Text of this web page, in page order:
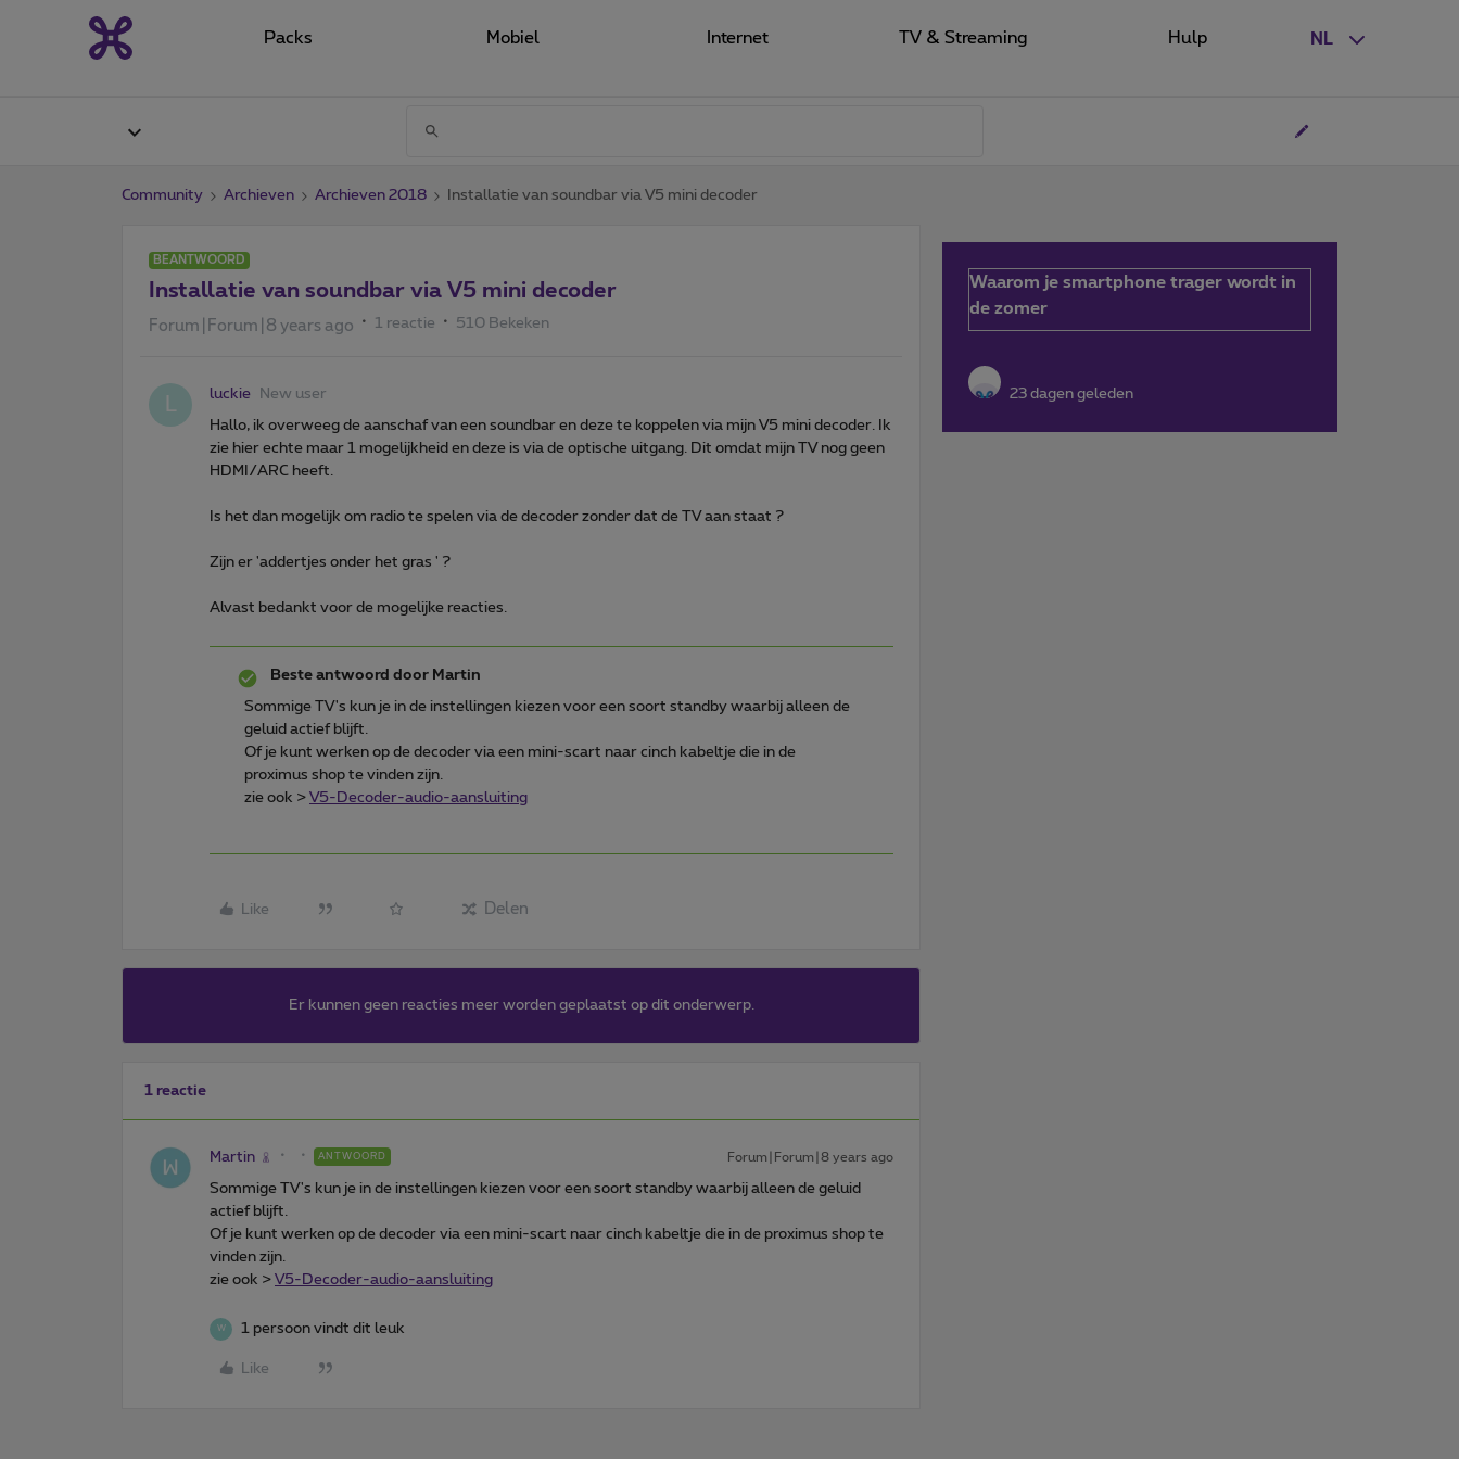
NL
Packs Mobiel Internet TV & Streaming Hulp
Community Archieven Archieven 2018 Installatie van soundbar via V5 mini decoder
BEANTWOORD
Installatie van soundbar via V5 mini decoder
Forum|Forum|8 years ago 1 reactie 510 Bekeken
luckie New user
Hallo, ik overweeg de aanschaf van een soundbar en deze te koppelen via mijn V5 mini decoder. Ik
zie hier echte maar 1 mogelijkheid en deze is via de optische uitgang. Dit omdat mijn TV nog geen
HDMI/ARC heeft.
Is het dan mogelijk om radio te spelen via de decoder zonder dat de TV aan staat ?
Zijn er 'addertjes onder het gras ' ?
Alvast bedankt voor de mogelijke reacties.
Beste antwoord door Martin
Sommige TV's kun je in de instellingen kiezen voor een soort standby waarbij alleen de
geluid actief blijft.
Of je kunt werken op de decoder via een mini-scart naar cinch kabeltje die in de
proximus shop te vinden zijn.
zie ook > V5-Decoder-audio-aansluiting
Like Delen
Er kunnen geen reacties meer worden geplaatst op dit onderwerp.
1 reactie
Martin ANTWOORD Forum|Forum|8 years ago
Sommige TV's kun je in de instellingen kiezen voor een soort standby waarbij alleen de geluid
actief blijft.
Of je kunt werken op de decoder via een mini-scart naar cinch kabeltje die in de proximus shop te
vinden zijn.
zie ook > V5-Decoder-audio-aansluiting
W 1 persoon vindt dit leuk
Like
Waarom je smartphone trager wordt in
de zomer
23 dagen geleden